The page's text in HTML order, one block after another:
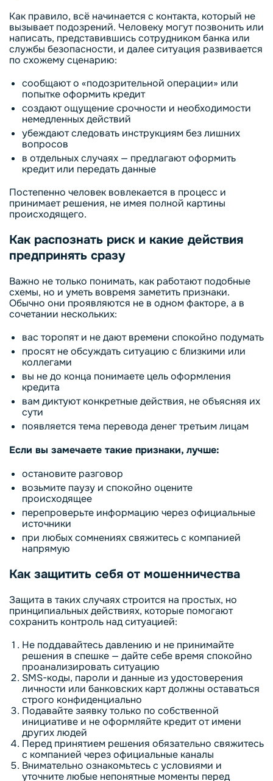
Как правило, всё начинается с контакта, который не
вызывает подозрений. Человеку могут позвонить или
написать, представившись сотрудником банка или
службы безопасности, и далее ситуация развивается
по схожему сценарию:
сообщают о «подозрительной операции» или
попытке оформить кредит
создают ощущение срочности и необходимости
немедленных действий
убеждают следовать инструкциям без лишних
вопросов
в отдельных случаях — предлагают оформить
кредит или передать данные
Постепенно человек вовлекается в процесс и
принимает решения, не имея полной картины
происходящего.
Как распознать риск и какие действия
предпринять сразу
Важно не только понимать, как работают подобные
схемы, но и уметь вовремя заметить признаки.
Обычно они проявляются не в одном факторе, а в
сочетании нескольких:
вас торопят и не дают времени спокойно подумать
просят не обсуждать ситуацию с близкими или
коллегами
вы не до конца понимаете цель оформления
кредита
вам диктуют конкретные действия, не объясняя их
сути
появляется тема перевода денег третьим лицам
Если вы замечаете такие признаки, лучше:
остановите разговор
возьмите паузу и спокойно оцените
происходящее
перепроверьте информацию через официальные
источники
при любых сомнениях свяжитесь с компанией
напрямую
Как защитить себя от мошенничества
Защита в таких случаях строится на простых, но
принципиальных действиях, которые помогают
сохранить контроль над ситуацией:
Не поддавайтесь давлению и не принимайте
решения в спешке — дайте себе время спокойно
проанализировать ситуацию
SMS-коды, пароли и данные из удостоверения
личности или банковских карт должны оставаться
строго конфиденциально
Подавайте заявку только по собственной
инициативе и не оформляйте кредит от имени
других людей
Перед принятием решения обязательно свяжитесь
с компанией через официальные каналы
Внимательно ознакомьтесь с условиями и
уточните любые непонятные моменты перед